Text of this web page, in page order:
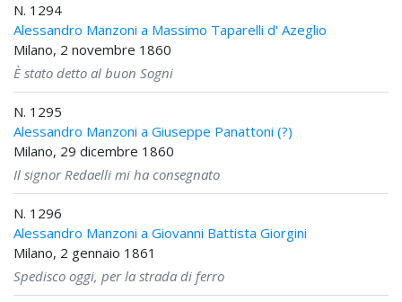
N. 1294
Alessandro Manzoni a Massimo Taparelli d' Azeglio
Milano, 2 novembre 1860
È stato detto al buon Sogni
N. 1295
Alessandro Manzoni a Giuseppe Panattoni (?)
Milano, 29 dicembre 1860
Il signor Redaelli mi ha consegnato
N. 1296
Alessandro Manzoni a Giovanni Battista Giorgini
Milano, 2 gennaio 1861
Spedisco oggi, per la strada di ferro